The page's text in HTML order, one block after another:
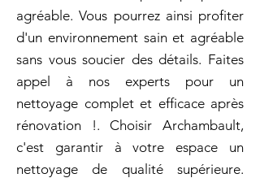
agréable. Vous pourrez ainsi profiter
d'un environnement sain et agréable
sans vous soucier des détails. Faites
appel à nos experts pour un
nettoyage complet et efficace après
rénovation !. Choisir Archambault,
c'est garantir à votre espace un
nettoyage de qualité supérieure.